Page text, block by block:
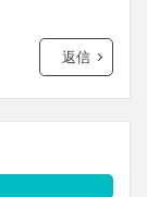
返信